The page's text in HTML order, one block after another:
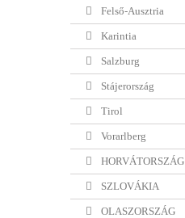
Felső-Ausztria
Karintia
Salzburg
Stájerország
Tirol
Vorarlberg
HORVÁTORSZÁG
SZLOVÁKIA
OLASZORSZÁG